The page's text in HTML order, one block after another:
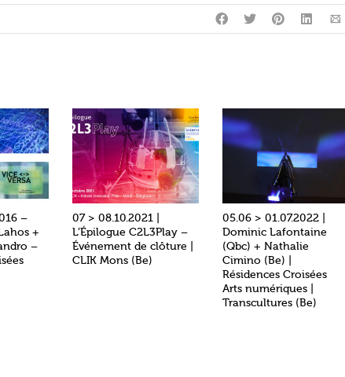
–
+
–
07 > 08.10.2021 |
L’Épilogue C2L3Play –
Événement de clôture |
CLIK Mons (Be)
05.06 > 01.07.2022 |
Dominic Lafontaine
(Qbc) + Nathalie
Cimino (Be) |
Résidences Croisées
Arts numériques |
Transcultures (Be)